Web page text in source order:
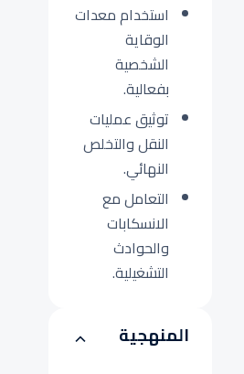
استخدام معدات
الوقاية
الشخصية
بفعالية.
توثيق عمليات
النقل والتخلص
النهائي.
التعامل مع
الانسكابات
والحوادث
التشغيلية.
المنهجية